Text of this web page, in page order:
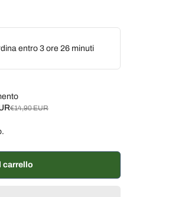
entro 3 ore 26 minuti
€14,90 EUR
carrello